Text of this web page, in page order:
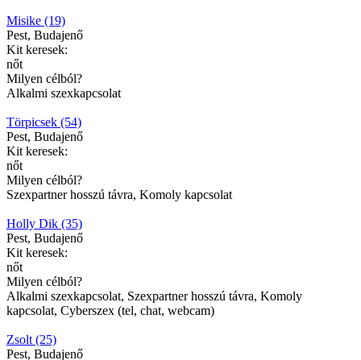
Misike (19)
Pest, Budajenő
Kit keresek:
nőt
Milyen célból?
Alkalmi szexkapcsolat
Törpicsek (54)
Pest, Budajenő
Kit keresek:
nőt
Milyen célból?
Szexpartner hosszú távra, Komoly kapcsolat
Holly Dik (35)
Pest, Budajenő
Kit keresek:
nőt
Milyen célból?
Alkalmi szexkapcsolat, Szexpartner hosszú távra, Komoly
kapcsolat, Cyberszex (tel, chat, webcam)
Zsolt (25)
Pest, Budajenő